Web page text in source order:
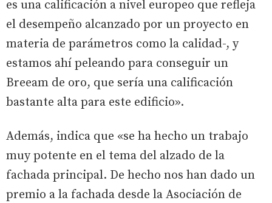
es una calificación a nivel europeo que refleja
el desempeño alcanzado por un proyecto en
materia de parámetros como la calidad-, y
estamos ahí peleando para conseguir un
Breeam de oro, que sería una calificación
bastante alta para este edificio».
Además, indica que «se ha hecho un trabajo
muy potente en el tema del alzado de la
fachada principal. De hecho nos han dado un
premio a la fachada desde la Asociación de